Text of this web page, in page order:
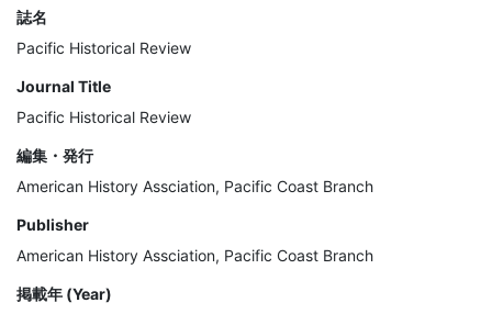
誌名
Pacific Historical Review
Journal Title
Pacific Historical Review
編集・発行
American History Assciation, Pacific Coast Branch
Publisher
American History Assciation, Pacific Coast Branch
掲載年 (Year)